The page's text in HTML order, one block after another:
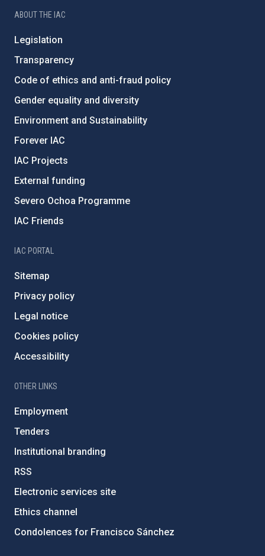
ABOUT THE IAC
Legislation
Transparency
Code of ethics and anti-fraud policy
Gender equality and diversity
Environment and Sustainability
Forever IAC
IAC Projects
External funding
Severo Ochoa Programme
IAC Friends
IAC PORTAL
Sitemap
Privacy policy
Legal notice
Cookies policy
Accessibility
OTHER LINKS
Employment
Tenders
Institutional branding
RSS
Electronic services site
Ethics channel
Condolences for Francisco Sánchez